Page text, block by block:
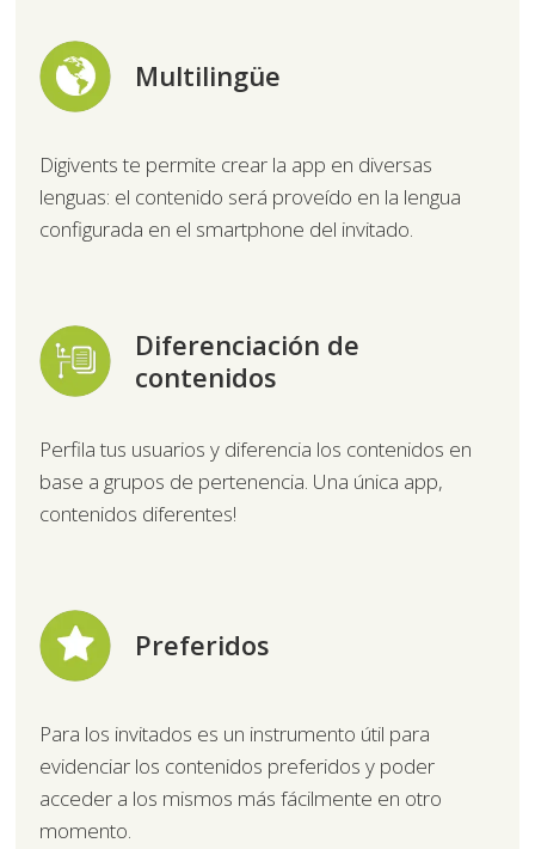
Multilingüe
Digivents te permite crear la app en diversas
lenguas: el contenido será proveído en la lengua
configurada en el smartphone del invitado.
Diferenciación de
contenidos
Perfila tus usuarios y diferencia los contenidos en
base a grupos de pertenencia. Una única app,
contenidos diferentes!
Preferidos
Para los invitados es un instrumento útil para
evidenciar los contenidos preferidos y poder
acceder a los mismos más fácilmente en otro
momento.